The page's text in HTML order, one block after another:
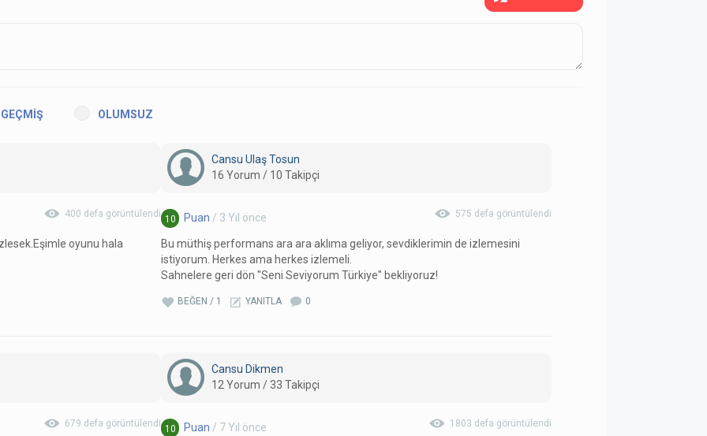
GEÇMİŞ OLUMSUZ
400 defa görüntülendi
oyunu hala
Cansu Ulaş Tosun
16 Yorum / 10 Takipçi
575 defa görüntülendi
10 Puan / 3 Yıl önce
Bu müthiş performans ara ara aklıma geliyor, sevdiklerimin de izlemesini
istiyorum. Herkes ama herkes izlemeli.
Sahnelere geri dön "Seni Seviyorum Türkiye" bekliyoruz!
BEĞEN / 1 YANITLA 0
679 defa görüntülendi
Cansu Dikmen
12 Yorum / 33 Takipçi
1803 defa görüntülendi
10 Puan / 7 Yıl önce